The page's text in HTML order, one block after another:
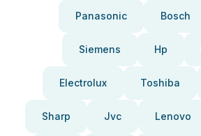
Panasonic Bosch
Siemens Hp
Electrolux Toshiba
Sharp Jvc Lenovo